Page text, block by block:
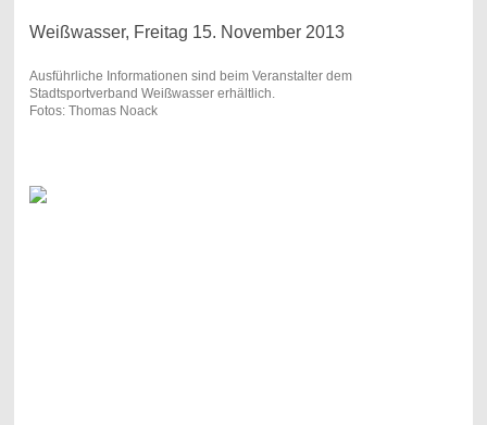
Weißwasser, Freitag 15. November 2013
Ausführliche Informationen sind beim Veranstalter dem
Stadtsportverband Weißwasser erhältlich.
Fotos: Thomas Noack